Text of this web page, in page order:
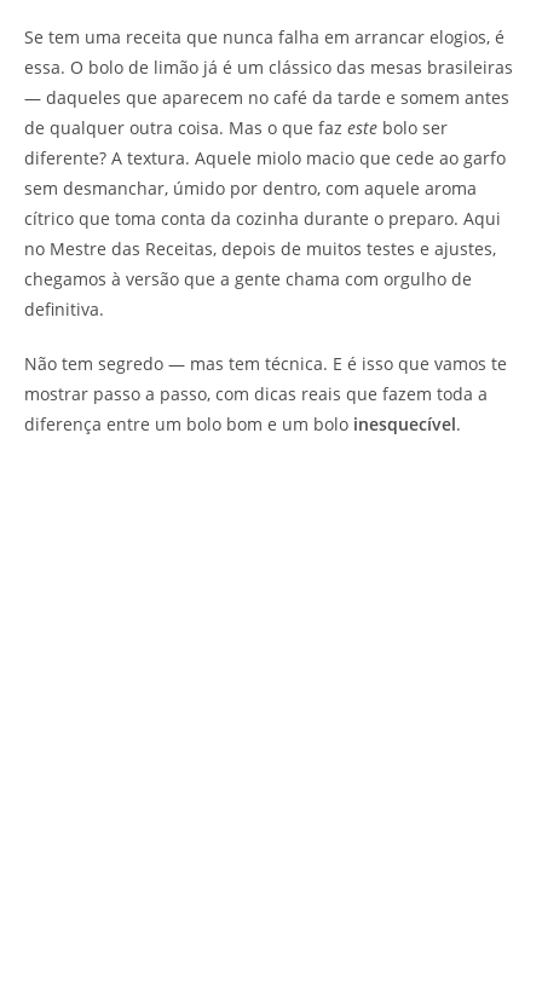
Se tem uma receita que nunca falha em arrancar elogios, é
essa. O bolo de limão já é um clássico das mesas brasileiras
— daqueles que aparecem no café da tarde e somem antes
de qualquer outra coisa. Mas o que faz este bolo ser
diferente? A textura. Aquele miolo macio que cede ao garfo
sem desmanchar, úmido por dentro, com aquele aroma
cítrico que toma conta da cozinha durante o preparo. Aqui
no Mestre das Receitas, depois de muitos testes e ajustes,
chegamos à versão que a gente chama com orgulho de
definitiva.
Não tem segredo — mas tem técnica. E é isso que vamos te
mostrar passo a passo, com dicas reais que fazem toda a
diferença entre um bolo bom e um bolo inesquecível.